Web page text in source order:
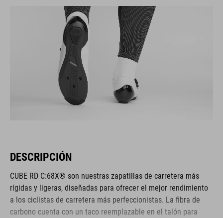
DESCRIPCIÓN
CUBE RD C:68X® son nuestras zapatillas de carretera más
rígidas y ligeras, diseñadas para ofrecer el mejor rendimiento
a los ciclistas de carretera más perfeccionistas. La fibra de
carbono cuenta con un taco reemplazable en el talón para